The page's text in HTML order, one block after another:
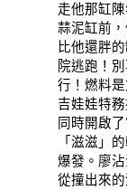
走他那缸
蒜泥缸前
比他還胖
院逃跑！
行！燃料
吉娃娃特
同時開啟
「滋滋」
爆發。廖
從撞出來